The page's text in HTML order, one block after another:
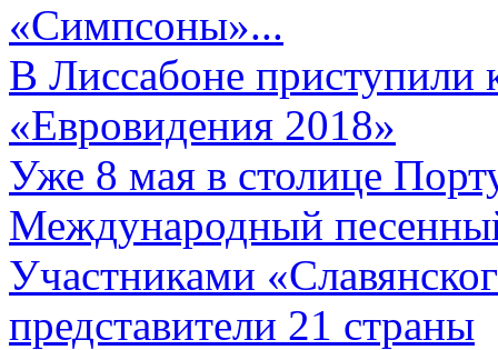
«Симпсоны»...
В Лиссабоне приступили
«Евровидения 2018»
Уже 8 мая в столице
Международный
Участниками
представители 21 страны